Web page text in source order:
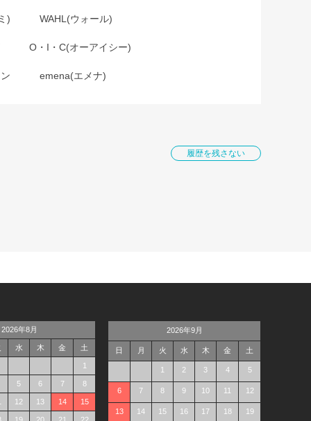
) WAHL(ウォール)
O・I・C(オーアイシー)
emena(エメナ)
履歴を残さない
2026年8月
水 木 金 土
1
5 6 7 8
12 13 14 15
2026年9月
日 月 火 水 木 金 土
1 2 3 4 5
6 7 8 9 10 11 12
13 14 15 16 17 18 19